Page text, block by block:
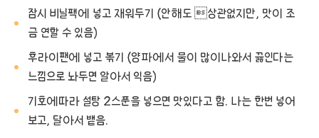
잠시 비닐팩에 넣고 재워두기 (안해도 상관없지만, 맛이 조
금 연할 수 있음)
후라이팬에 넣고 볶기 (양파에서 물이 많이나와서 끓인다는
느낌으로 놔두면 알아서 익음)
기호에따라 설탕 2스푼을 넣으면 맛있다고 함. 나는 한번 넣어
보고, 달아서 뱉음.